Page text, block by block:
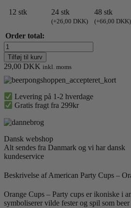
12 stk 24 stk
(+26,00DKK)
48 stk
(+66,00 DKK)
Order total:
American
Party
Cups
–
Orange
Tilføj til kurv
29,00 DKK inkl. moms
Levering på 1-2 hverdage
Gratis fragt fra 299kr
Dansk webshop
Alt sendes fra Danmark og vi har dansk
kundeservice
Beskrivelse af American Party Cups –
Orange Cups – Party cups er ikoniske i
symboliserer vilde fester og spil som